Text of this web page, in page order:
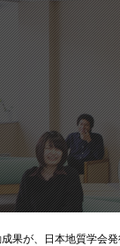
が、日本地質学会発